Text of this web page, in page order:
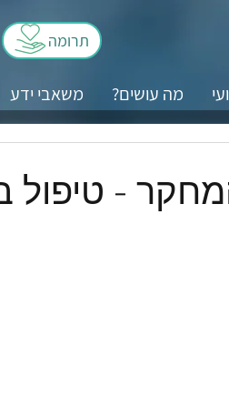
תרומה
מה עושים? משאבי ידע
- טיפול